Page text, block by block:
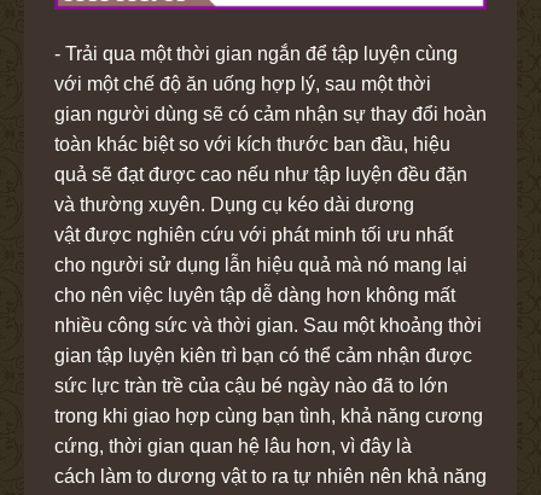
- Trải qua một thời gian ngắn để tập luyện cùng
với một chế độ ăn uống hợp lý, sau một thời
gian người dùng sẽ có cảm nhận sự thay đổi hoàn
toàn khác biệt so với kích thước ban đầu, hiệu
quả sẽ đạt được cao nếu như tập luyện đều đặn
và thường xuyên. Dụng cụ kéo dài dương
vật được nghiên cứu với phát minh tối ưu nhất
cho người sử dụng lẫn hiệu quả mà nó mang lại
cho nên việc luyên tập dễ dàng hơn không mất
nhiều công sức và thời gian. Sau một khoảng thời
gian tập luyện kiên trì bạn có thể cảm nhận được
sức lực tràn trề của cậu bé ngày nào đã to lớn
trong khi giao hợp cùng bạn tình, khả năng cương
cứng, thời gian quan hệ lâu hơn, vì đây là
cách làm to dương vật to ra tự nhiên nên khả năng